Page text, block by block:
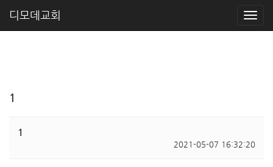
디모데교회
1
1
2021-05-07 16:32:20